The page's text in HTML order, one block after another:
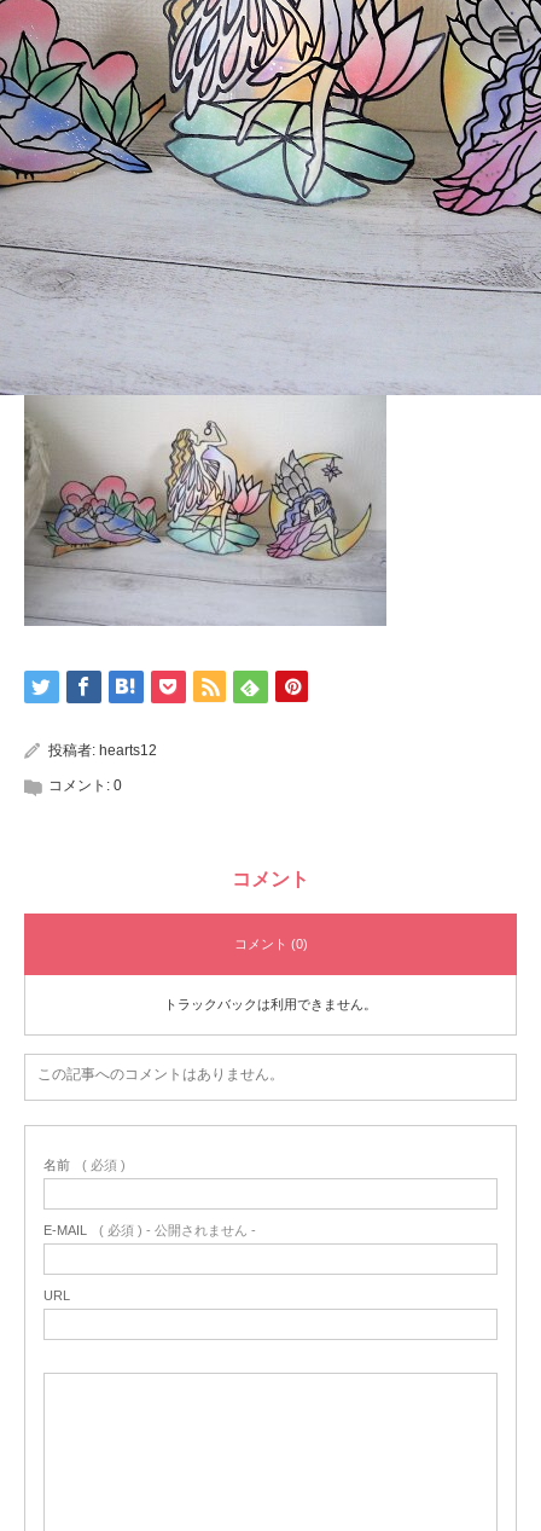
ホーム CIMG7564 – 1
Warning: ltrim() expects parameter 1 to be string, object given
in/home/xs524725/reiki-kumamoto.com/public_html/wp-
includes/formatting.phpon line4343
CIMG7564 – 1
2021.10.31
投稿者: hearts12
コメント: 0
コメント
コメント (0)
トラックバックは利用できません。
この記事へのコメントはありません。
名前 ( 必須 )
E-MAIL ( 必須 ) - 公開されません -
URL